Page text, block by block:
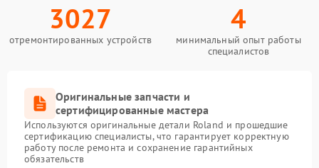
3027
отремонтированных устройств
4
минимальный опыт работы
специалистов
Оригинальные запчасти и
сертифицированные мастера
Используются оригинальные детали Roland и прошедшие
сертификацию специалисты, что гарантирует корректную
работу после ремонта и сохранение гарантийных
обязательств